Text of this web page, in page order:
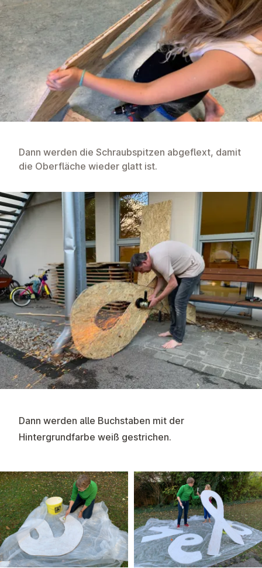
Dann werden die Schraubspitzen abgeflext, damit
die Oberfläche wieder glatt ist.
Dann werden alle Buchstaben mit der
Hintergrundfarbe weiß gestrichen.